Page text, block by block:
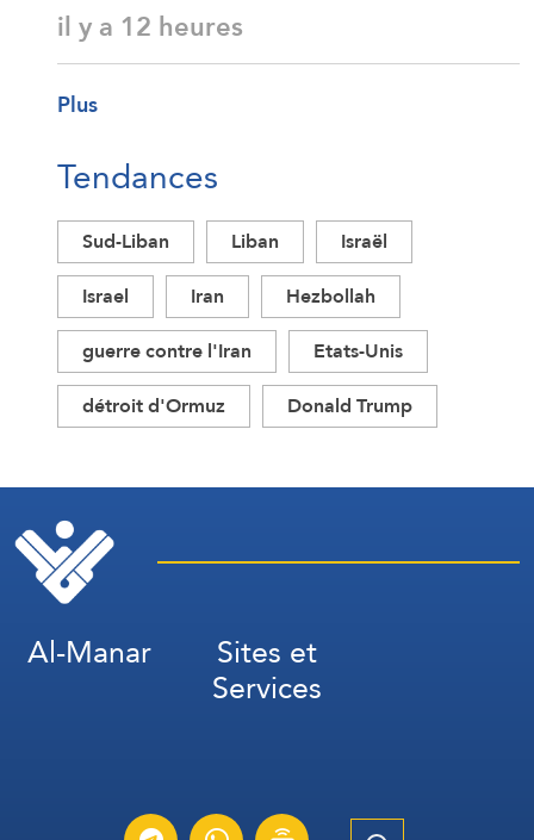
il y a 12 heures
Plus
Tendances
Sud-Liban Liban
Israël
Israel
Iran
Hezbollah
guerre contre l'Iran
Etats-Unis
détroit d'Ormuz
Donald Trump
Al-Manar Sites et
Services